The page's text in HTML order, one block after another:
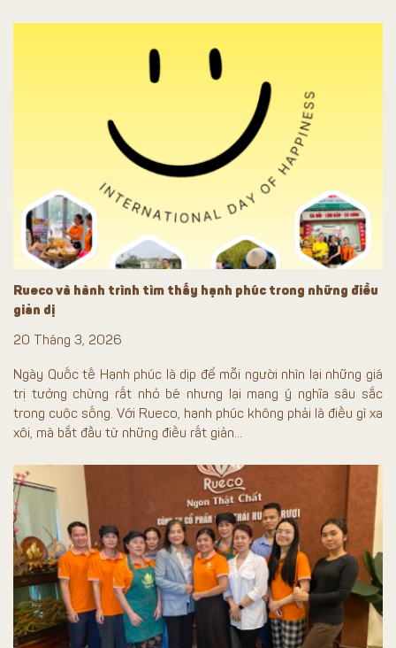
Rueco và hành trình tìm thấy hạnh phúc trong những điều
giản dị
20 Tháng 3, 2026
Ngày Quốc tế Hạnh phúc là dịp để mỗi người nhìn lại những giá
trị tưởng chừng rất nhỏ bé nhưng lại mang ý nghĩa sâu sắc
trong cuộc sống. Với Rueco, hạnh phúc không phải là điều gì xa
xôi, mà bắt đầu từ những điều rất giản...